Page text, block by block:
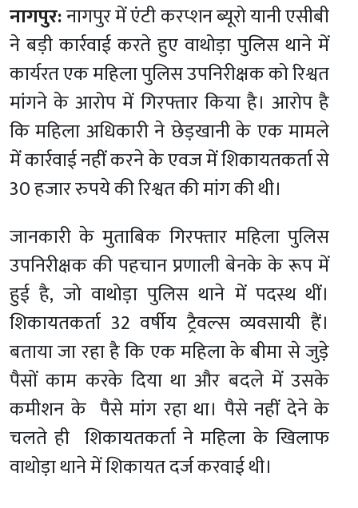
नागपुर:नागपुर में एंटी करप्शन ब्यूरो यानी एसीबी
ने बड़ी कार्रवाई करते हुए वाथोड़ा पुलिस थाने में
कार्यरत एक महिला पुलिस उपनिरीक्षक को रिश्वत
मांगने के आरोप में गिरफ्तार किया है। आरोप है
कि महिला अधिकारी ने छेड़खानी के एक मामले
में कार्रवाई नहीं करने के एवज में शिकायतकर्ता से
30 हजार रुपये की रिश्वत की मांग की थी।
जानकारी के मुताबिक गिरफ्तार महिला पुलिस
उपनिरीक्षक की पहचान प्रणाली बेनके के रूप में
हुई है, जो वाथोड़ा पुलिस थाने में पदस्थ थीं।
शिकायतकर्ता 32 वर्षीय ट्रैवल्स व्यवसायी हैं।
बताया जा रहा है कि एक महिला के बीमा से जुड़े
पैसों काम करके दिया था और बदले में उसके
कमीशन के पैसे मांग रहा था। पैसे नहीं देने के
चलते ही शिकायतकर्ता ने महिला के खिलाफ
वाथोड़ा थाने में शिकायत दर्ज करवाई थी।